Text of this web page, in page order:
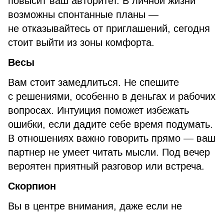
возможны спонтанные планы —
не отказывайтесь от приглашений, сегодня
стоит выйти из зоны комфорта.
Весы
Вам стоит замедлиться. Не спешите
с решениями, особенно в деньгах и рабочих
вопросах. Интуиция поможет избежать
ошибки, если дадите себе время подумать.
В отношениях важно говорить прямо — ваш
партнер не умеет читать мысли. Под вечер
вероятен приятный разговор или встреча.
Скорпион
Вы в центре внимания, даже если не